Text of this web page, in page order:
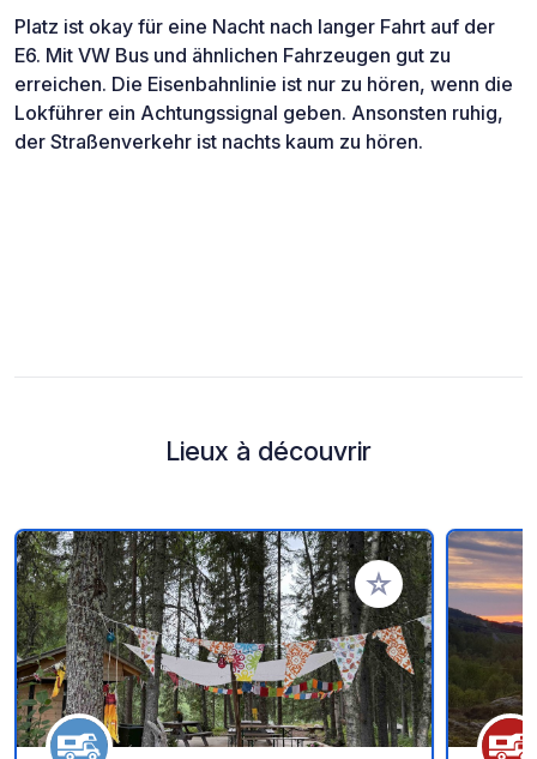
Platz ist okay für eine Nacht nach langer Fahrt auf der
E6. Mit VW Bus und ähnlichen Fahrzeugen gut zu
erreichen. Die Eisenbahnlinie ist nur zu hören, wenn die
Lokführer ein Achtungssignal geben. Ansonsten ruhig,
der Straßenverkehr ist nachts kaum zu hören.
Lieux à découvrir
Ajouter à vos